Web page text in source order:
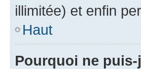
illimitée) et enfin
Haut
Pourquoi ne